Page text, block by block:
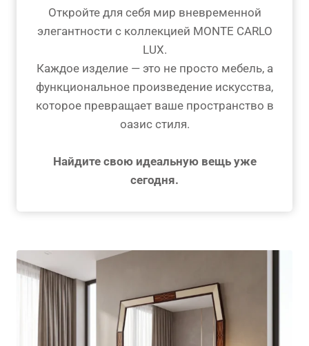
Откройте для себя мир вневременной
элегантности с коллекцией MONTE CARLO
LUX.
Каждое изделие — это не просто мебель, а
функциональное произведение искусства,
которое превращает ваше пространство в
оазис стиля.
Найдите свою идеальную вещь уже
сегодня.